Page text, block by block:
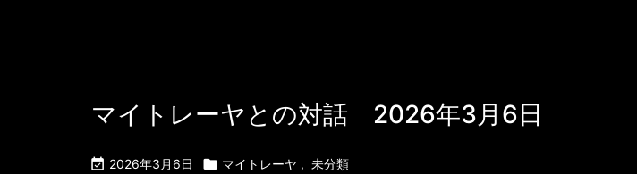
マイトレーヤとの対話 2026年3月6日
 2026年3月6日  マイトレーヤ , 未分類